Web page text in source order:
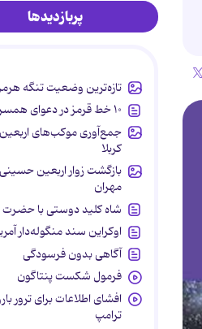
پربازدیدها
تازه‌ترین وضعیت تنگه
۱۰ خط قرمز در دعوای همسران
جمع‌آوری موکب‌های
کربلا
بازگشت زوار اربعین حسینی
مهران
شاه کلید دوستی با حضرت
اوکراین سند منگوله‌دار
آگاهی بدون فرسودگی
فرمول شکست پنتاگون
افشای اطلاعات برای ترور
ترامپ